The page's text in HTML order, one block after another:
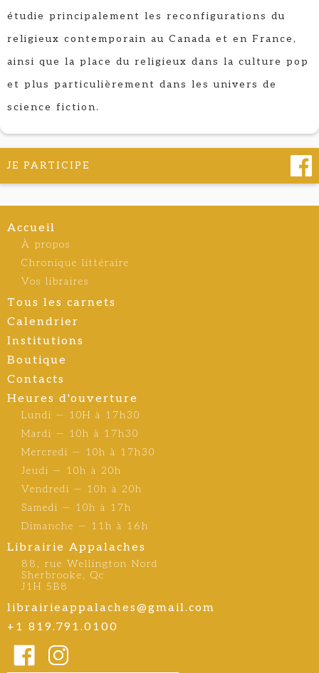
étudie principalement les reconfigurations du
religieux contemporain au Canada et en France,
ainsi que la place du religieux dans la culture pop
et plus particulièrement dans les univers de
science fiction.
JE PARTICIPE
Accueil
À propos
Chronique littéraire
Vos libraires
Tous les carnets
Calendrier
Institutions
Boutique
Contacts
Heures d'ouverture
Lundi — 10H à 17h30
Mardi — 10h à 17h30
Mercredi — 10h à 17h30
Jeudi — 10h à 20h
Vendredi — 10h à 20h
Samedi — 10h à 17h
Dimanche — 11h à 16h
Librairie Appalaches
88, rue Wellington Nord
Sherbrooke, Qc
J1H 5B8
librairieappalaches@gmail.com
+1 819.791.0100